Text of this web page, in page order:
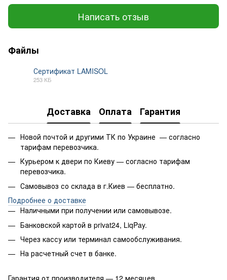
Написать отзыв
Файлы
Сертификат LAMISOL
253 КБ
Доставка Оплата Гарантия
Новой почтой и другими ТК по Украине — согласно
тарифам перевозчика.
Курьером к двери по Киеву — согласно тарифам
перевозчика.
Самовывоз со склада в г.Киев — бесплатно.
Подробнее о доставке
Наличными при получении или самовывозе.
Банковской картой в privat24, LiqPay.
Через кассу или терминал самообслуживания.
На расчетный счет в банке.
Гарантия от производителя — 12 месяцев.